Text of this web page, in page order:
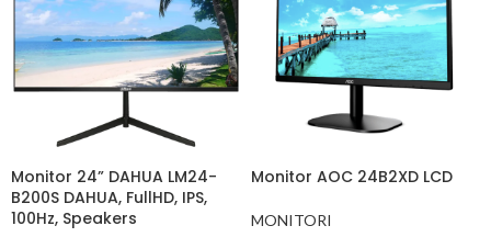
Monitor 24” DAHUA LM24-
B200S DAHUA, FullHD, IPS,
100Hz, Speakers
Monitor AOC 24B2XD LCD
MONITORI